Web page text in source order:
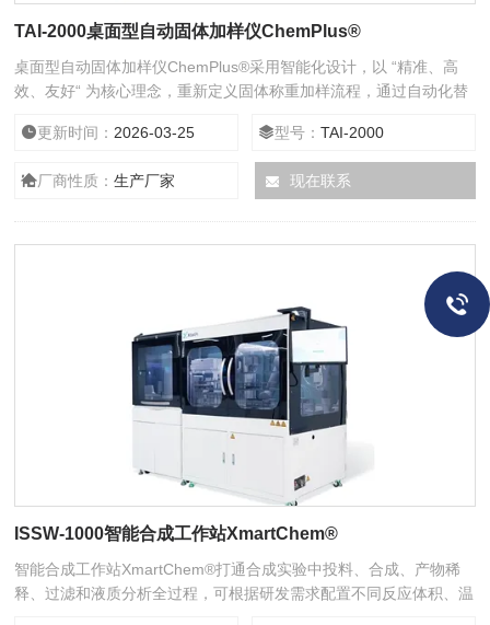
TAI-2000桌面型自动固体加样仪ChemPlus®
桌面型自动固体加样仪ChemPlus®采用智能化设计，以 “精准、高
效、友好“ 为核心理念，重新定义固体称重加样流程，通过自动化替
性研究。
更新时间： 2026-03-25 型号：TAI-2000
厂商性质：生产厂家 现在联系
ISSW-1000智能合成工作站XmartChem®
智能合成工作站XmartChem®打通合成实验中投料、合成、产物稀
释、过滤和液质分析全过程，可根据研发需求配置不同反应体积、温